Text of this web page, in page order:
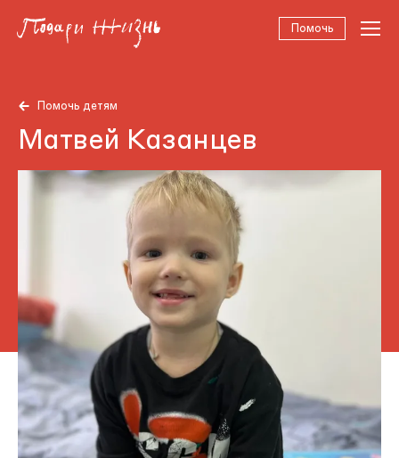
Помочь
Помочь детям
Матвей Казанцев